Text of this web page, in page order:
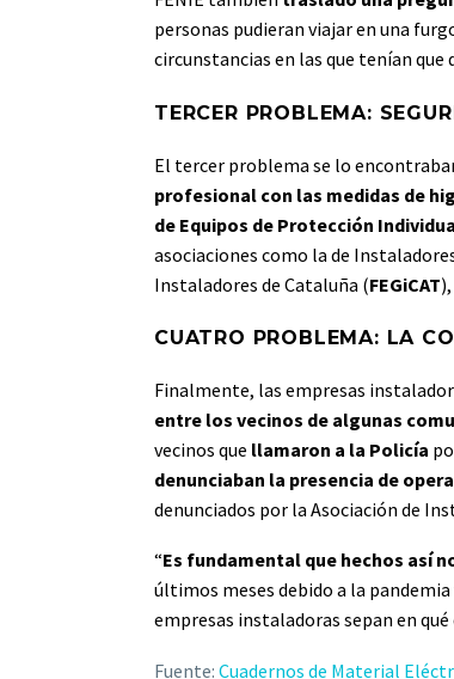
personas pudieran viajar en una
circunstancias en las que tenían que
TERCER PROBLEMA:
El tercer problema se lo
profesional con las medidas de
de Equipos de Protección
asociaciones como la de
Instaladores de Cataluña (FEGiCAT
CUATRO PROBLEMA: LA
Finalmente, las empresas
entre los vecinos de algunas
vecinos que llamaron a la Policía
denunciaban la presencia de
denunciados por la Asociación de
“Es fundamental que hechos así
últimos meses debido a la pandemia
empresas instaladoras sepan en
Fuente: Cuadernos de Material